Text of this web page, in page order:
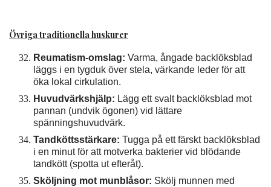
Övriga traditionella huskurer
Reumatism-omslag: Varma, ångade backlöksblad
läggs i en tygduk över stela, värkande leder för att
öka lokal cirkulation.
Huvudvärkshjälp: Lägg ett svalt backlöksblad mot
pannan (undvik ögonen) vid lättare
spänningshuvudvärk.
Tandköttsstärkare: Tugga på ett färskt backlöksblad
i en minut för att motverka bakterier vid blödande
tandkött (spotta ut efteråt).
Sköljning mot munblåsor: Skölj munnen med